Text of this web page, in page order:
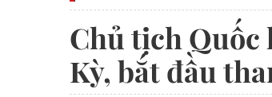
Chủ tịch Quốc
Kỳ, bắt đầu